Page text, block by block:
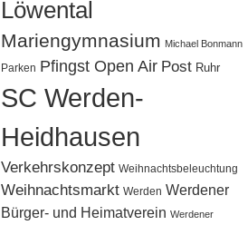
Löwental
Mariengymnasium Michael Bonmann
Parken Pfingst Open Air Post Ruhr
SC Werden-
Heidhausen
Verkehrskonzept Weihnachtsbeleuchtung
Weihnachtsmarkt Werden Werdener
Bürger- und Heimatverein Werdener